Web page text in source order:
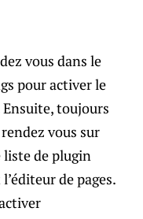
vous dans le
pour activer le
toujours
vous sur
liste de plugin
de pages.